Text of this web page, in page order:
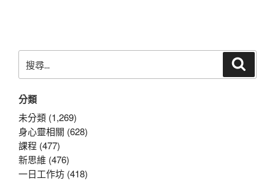
尋
鍵
字:
分類
未分類 (1,269)
身心靈相關 (628)
課程 (477)
新思維 (476)
一日工作坊 (418)